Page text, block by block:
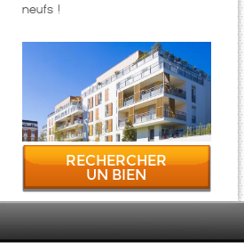
neufs !
RECHERCHER
UN BIEN